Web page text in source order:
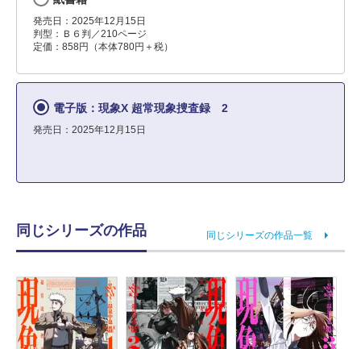
発売日：2025年12月15日
判型：Ｂ６判／210ページ
定価：858円（本体780円＋税）
電子版：現象X 超常現象捜査録 2
発売日：2025年12月15日
同じシリーズの作品 同じシリーズの作品一覧